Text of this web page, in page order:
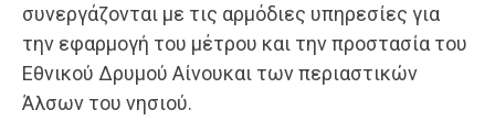
συνεργάζονται με τις αρμόδιες υπηρεσίες για
την εφαρμογή του μέτρου και την προστασία του
Εθνικού Δρυμού Αίνουκαι των περιαστικών
Άλσων του νησιού.